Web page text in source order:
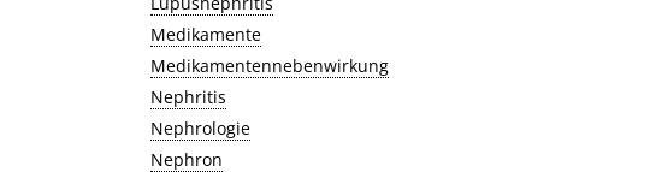
Medikamente
Medikamentennebenwirkung
Nephritis
Nephrologie
Nephron